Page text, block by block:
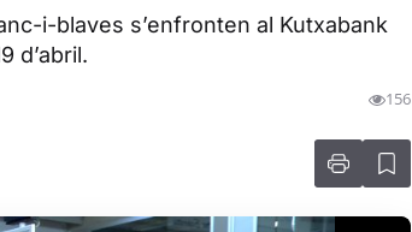
i-blaves s’enfronten al Kutxabank
d’abril.
156